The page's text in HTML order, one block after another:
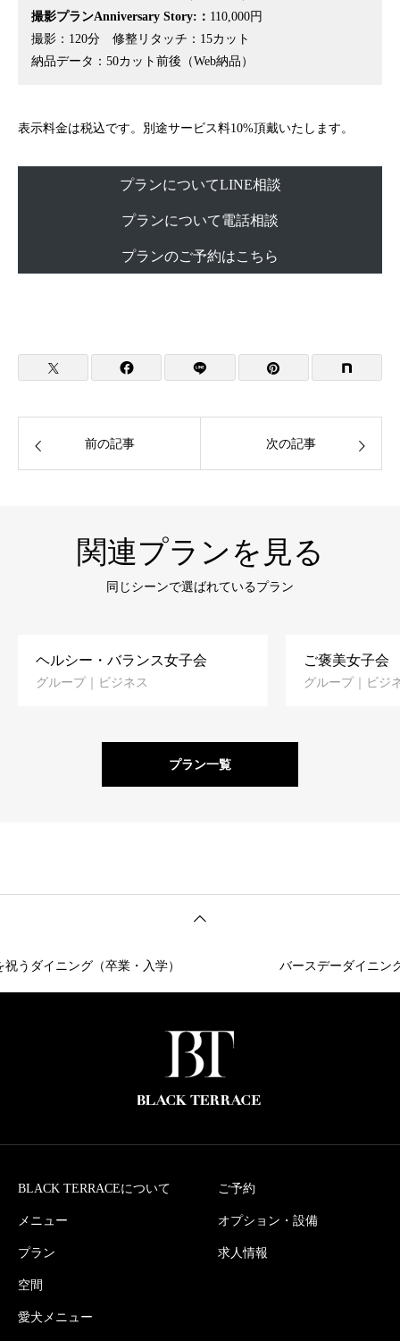
撮影プランAnniversary Story:： 110,000円
撮影：120分 修整リタッチ：15カット
納品データ：50カット前後（Web納品）
表示料金は税込です。別途サービス料10%頂戴いたします。
プランについてLINE相談
プランについて電話相談
プランのご予約はこちら
前の記事 次の記事
関連プランを見る
同じシーンで選ばれているプラン
ヘルシー・バランス女子会
グループ｜ビジネス
ご褒美女子会
グループ｜ビジ
プラン一覧
ダイニング（卒業・入学） バースデーダイニング
BLACK TERRACEについて
メニュー
プラン
空間
愛犬メニュー
ご予約
オプション・設備
求人情報